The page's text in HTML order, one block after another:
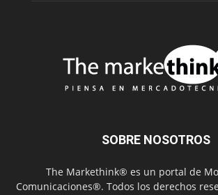
SOBRE NOSOTROS
The Markethink® es un portal de
Comunicaciones®. Todos los derechos